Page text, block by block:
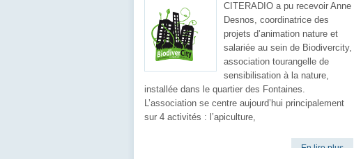
CITERADIO a pu recevoir Anne
Desnos, coordinatrice des
projets d’animation nature et
salariée au sein de Biodivercity,
association tourangelle de
sensibilisation à la nature,
installée dans le quartier des Fontaines.
L’association se centre aujourd’hui principalement
sur 4 activités : l’apiculture,
En lire plus